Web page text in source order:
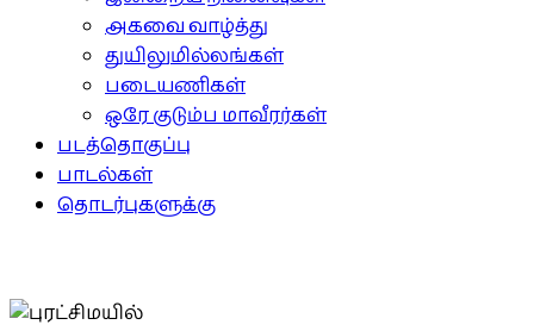
அகவை வாழ்த்து
துயிலுமில்லங்கள்
படையணிகள்
ஒரே குடும்ப மாவீரர்கள்
படத்தொகுப்பு
பாடல்கள்
தொடர்புகளுக்கு